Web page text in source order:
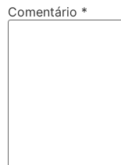
Comentário *